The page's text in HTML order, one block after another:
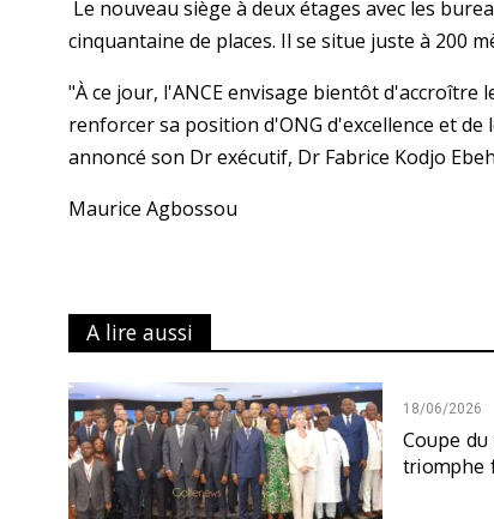
Le nouveau siège à deux étages avec les
cinquantaine de places. Il se situe juste à 200
"À ce jour, l'ANCE envisage bientôt
renforcer sa position d'ONG d'excellence et
annoncé son Dr exécutif, Dr Fabrice Kodjo
Maurice Agbossou
A lire aussi
18/06/2026
Coupe du
triomphe